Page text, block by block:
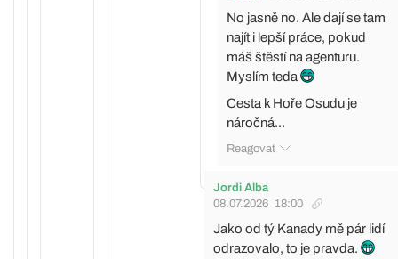
No jasně no. Ale dají se tam
najít i lepší práce, pokud
máš štěstí na agenturu.
Myslím teda
Cesta k Hoře Osudu je
náročná...
Reagovat
Jordi Alba
08.07.2026 18:00
Jako od tý Kanady mě pár lidí
odrazovalo, to je pravda.